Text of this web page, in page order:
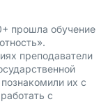
прошла обучение
преподаватели
их с
с